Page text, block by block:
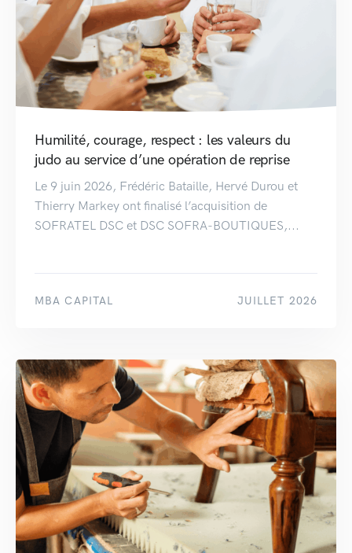
Humilité, courage, respect : les valeurs du
judo au service d’une opération de reprise
Le 9 juin 2026, Frédéric Bataille, Hervé Durou et
Thierry Markey ont finalisé l’acquisition de
SOFRATEL DSC et DSC SOFRA-BOUTIQUES,...
MBA CAPITAL JUILLET 2026